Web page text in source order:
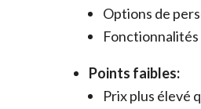
Options de
Points faibles:
Prix plus élevé